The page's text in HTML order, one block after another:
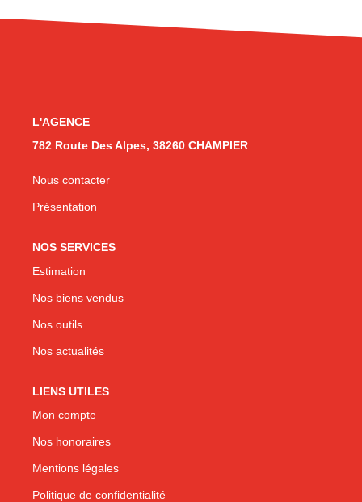
L'AGENCE
782 Route Des Alpes, 38260 CHAMPIER
Nous contacter
Présentation
NOS SERVICES
Estimation
Nos biens vendus
Nos outils
Nos actualités
LIENS UTILES
Mon compte
Nos honoraires
Mentions légales
Politique de confidentialité